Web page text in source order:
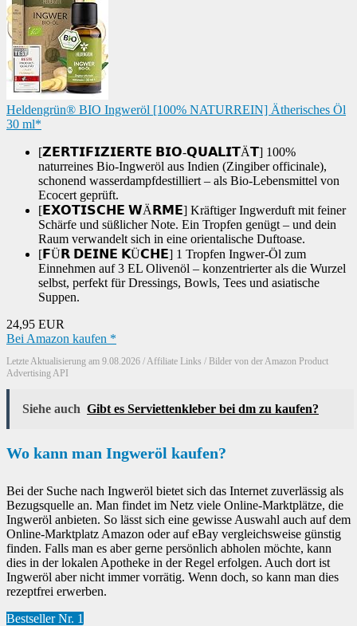
Heldengrün® BIO Ingweröl [100% NATURREIN] Ätherisches Öl
30 ml*
[𝗭𝗘𝗥𝗧𝗜𝗙𝗜𝗭𝗜𝗘𝗥𝗧𝗘 𝗕𝗜𝗢-𝗤𝗨𝗔𝗟𝗜𝗧Ä𝗧] 100%
naturreines Bio-Ingweröl aus Indien (Zingiber officinale),
schonend wasserdampfdestilliert – als Bio-Lebensmittel von
Ecocert geprüft.
[𝗘𝗫𝗢𝗧𝗜𝗦𝗖𝗛𝗘 𝗪Ä𝗥𝗠𝗘] Kräftiger Ingwerduft mit feiner
Schärfe und süßlicher Note. Ein Tropfen genügt – und dein
Raum verwandelt sich in eine orientalische Duftoase.
[𝗙Ü𝗥 𝗗𝗘𝗜𝗡𝗘 𝗞Ü𝗖𝗛𝗘] 1 Tropfen Ingwer-Öl zum
Einnehmen auf 3 EL Olivenöl – konzentrierter als die Wurzel
selbst, perfekt für Dressings, Bowls, Tees und asiatische
Suppen.
24,95 EUR
Bei Amazon kaufen *
Letzte Aktualisierung am 9.08.2026 / Affiliate Links / Bilder von der Amazon Product
Advertising API
Siehe auch Gibt es Serviettenkleber bei dm zu kaufen?
Wo kann man Ingweröl kaufen?
Bei der Suche nach Ingweröl bietet sich das Internet zuverlässig als
Bezugsquelle an. Man findet im Netz viele Online-Marktplätze, die
Ingweröl anbieten. So lässt sich eine gewisse Auswahl auch auf dem
Online-Marktplatz Amazon oder auf eBay vergleichsweise günstig
finden. Falls man es aber gerne persönlich abholen möchte, kann
dies in der lokalen Apotheke in der Regel erfolgen. Auch dort ist
Ingweröl aber nicht immer vorrätig. Wenn doch, so kann man dies
rezeptfrei erwerben.
Bestseller Nr. 1